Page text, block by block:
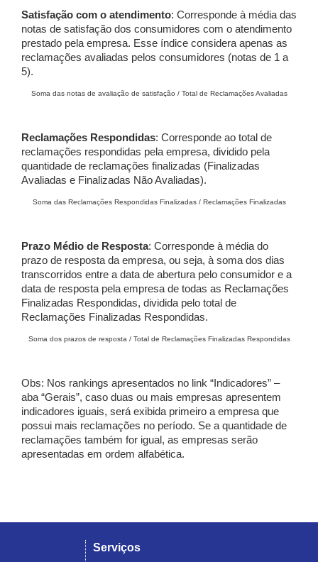
Satisfação com o atendimento: Corresponde à média das
notas de satisfação dos consumidores com o atendimento
prestado pela empresa. Esse índice considera apenas as
reclamações avaliadas pelos consumidores (notas de 1 a
5).
Soma das notas de avaliação de satisfação / Total de Reclamações Avaliadas
Reclamações Respondidas: Corresponde ao total de
reclamações respondidas pela empresa, dividido pela
quantidade de reclamações finalizadas (Finalizadas
Avaliadas e Finalizadas Não Avaliadas).
Soma das Reclamações Respondidas Finalizadas / Reclamações Finalizadas
Prazo Médio de Resposta: Corresponde à média do
prazo de resposta da empresa, ou seja, à soma dos dias
transcorridos entre a data de abertura pelo consumidor e a
data de resposta pela empresa de todas as Reclamações
Finalizadas Respondidas, dividida pelo total de
Reclamações Finalizadas Respondidas.
Soma dos prazos de resposta / Total de Reclamações Finalizadas Respondidas
Obs: Nos rankings apresentados no link “Indicadores” –
aba “Gerais”, caso duas ou mais empresas apresentem
indicadores iguais, será exibida primeiro a empresa que
possui mais reclamações no período. Se a quantidade de
reclamações também for igual, as empresas serão
apresentadas em ordem alfabética.
Serviços